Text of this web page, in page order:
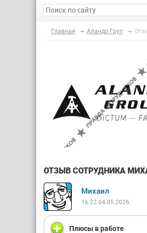
Главная Аландр Груп
ОТЗЫВ СОТРУДНИКА
Михаил
16:22 04.05.2026
Плюсы в работе